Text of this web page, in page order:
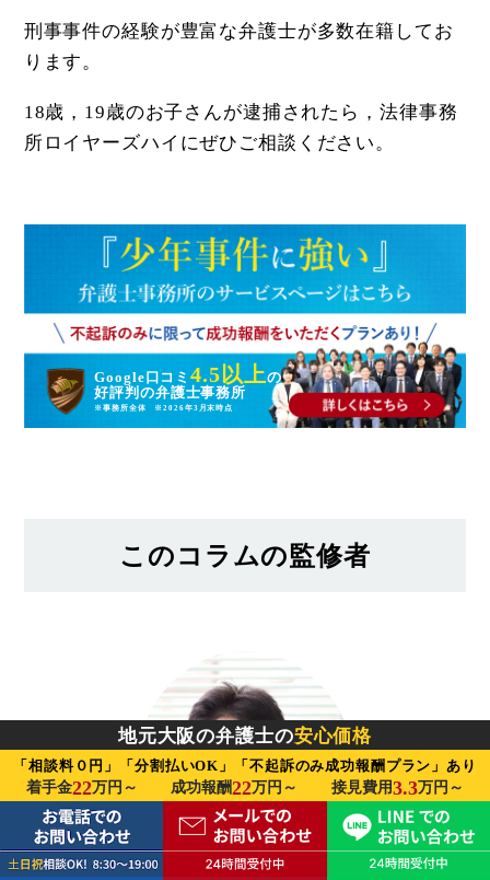
刑事事件の経験が豊富な弁護士が多数在籍してお
ります。
18歳，19歳のお子さんが逮捕されたら，法律事務
所ロイヤーズハイにぜひご相談ください。
Google口コミ4.5以上の
好評判 の弁護士事務所
※事務所全体 ※2026年3月末時点
このコラムの監修者
Copyright© 大阪・難波の刑事弁護士への相談は、法
律事務所ロイヤーズハイ All Rights Reserved.
個人情報時保護方針｜ サイトマップ
地元大阪の弁護士の安心価格
「相談料０円」「分割払いOK」「不起訴のみ成功報酬プラン」あり
着手金22万円～ 成功報酬22万円～ 接見費用3.3万円～